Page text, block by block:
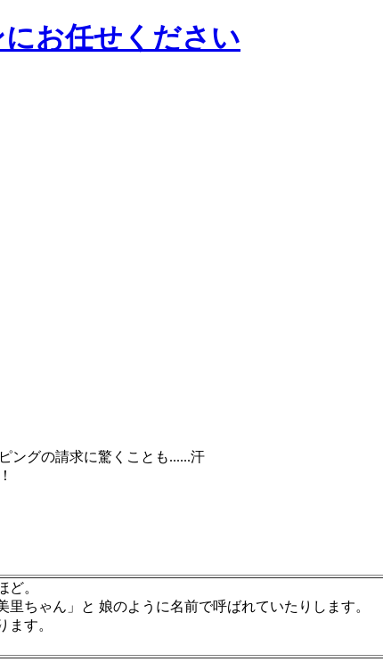
ングの請求に驚くことも......汗
。
ちゃん」と 娘のように名前で呼ばれていたりします。
す。